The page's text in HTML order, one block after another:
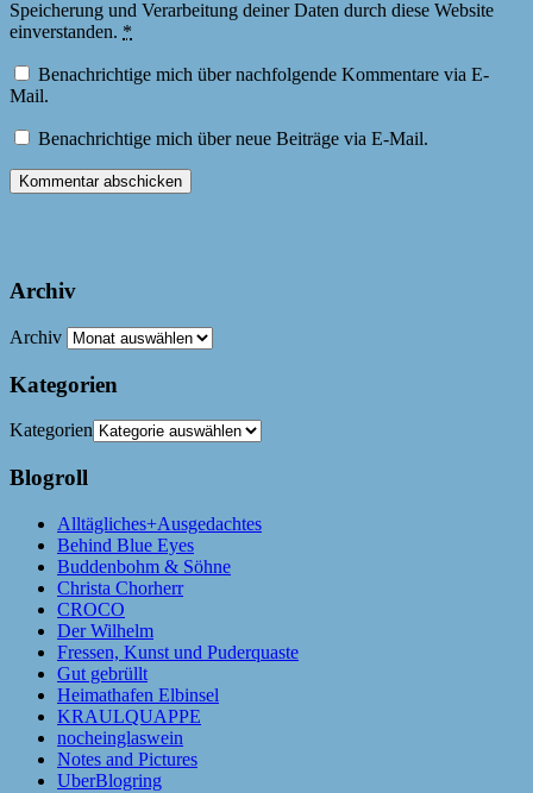
Speicherung und Verarbeitung deiner Daten durch diese Website
einverstanden. *
Benachrichtige mich über nachfolgende Kommentare via E-
Mail.
Benachrichtige mich über neue Beiträge via E-Mail.
Archiv
Archiv
Kategorien
Kategorien
Blogroll
Alltägliches+Ausgedachtes
Behind Blue Eyes
Buddenbohm & Söhne
Christa Chorherr
CROCO
Der Wilhelm
Fressen, Kunst und Puderquaste
Gut gebrüllt
Heimathafen Elbinsel
KRAULQUAPPE
nocheinglaswein
Notes and Pictures
UberBlogring